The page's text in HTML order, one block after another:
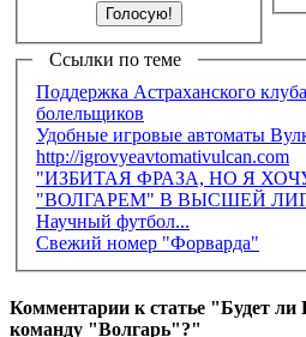
Ссылки по теме
Поддержка Астраханского
болельщиков
Удобные игровые автоматы
http://igrovyeavtomativulcan.com
"ИЗБИТАЯ ФРАЗА, НО Я
"ВОЛГАРЕМ" В ВЫСШЕЙ
Научный футбол...
Свежий номер "Форварда"
Комментарии к статье "Будет ли
команду "Волгарь"?"